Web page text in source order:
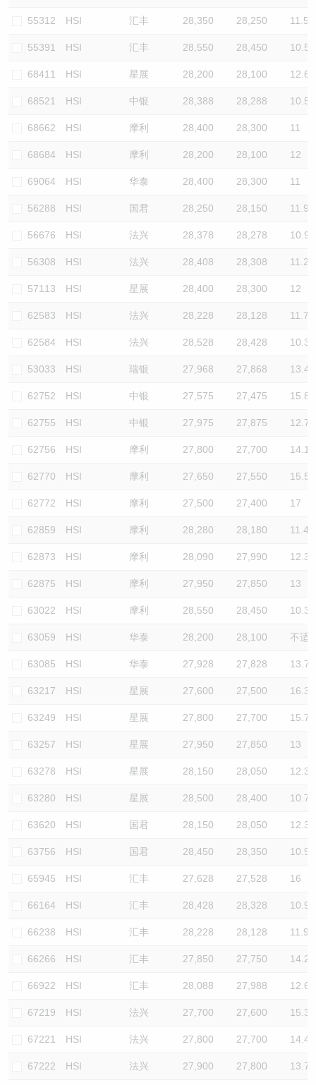
55312 HSI 汇丰 28,350 28,250 11.5
55391 HSI 汇丰 28,550 28,450 10.5
68411 HSI 星展 28,200 28,100 12.6
68521 HSI 中银 28,388 28,288 10.5
68662 HSI 摩利 28,400 28,300 11
68684 HSI 摩利 28,200 28,100 12
69064 HSI 华泰 28,400 28,300 11
56288 HSI 国君 28,250 28,150 11.9
56676 HSI 法兴 28,378 28,278 10.9
56308 HSI 法兴 28,408 28,308 11.2
57113 HSI 星展 28,400 28,300 12
62583 HSI 法兴 28,228 28,128 11.7
62584 HSI 法兴 28,528 28,428 10.3
53033 HSI 瑞银 27,968 27,868 13.4
62752 HSI 中银 27,575 27,475 15.8
62755 HSI 中银 27,975 27,875 12.7
62756 HSI 摩利 27,800 27,700 14.1
62770 HSI 摩利 27,650 27,550 15.5
62772 HSI 摩利 27,500 27,400 17
62859 HSI 摩利 28,280 28,180 11.4
62873 HSI 摩利 28,090 27,990 12.3
62875 HSI 摩利 27,950 27,850 13
63022 HSI 摩利 28,550 28,450 10.3
63059 HSI 华泰 28,200 28,100 不适
63085 HSI 华泰 27,928 27,828 13.7
63217 HSI 星展 27,600 27,500 16.3
63249 HSI 星展 27,800 27,700 15.7
63257 HSI 星展 27,950 27,850 13
63278 HSI 星展 28,150 28,050 12.3
63280 HSI 星展 28,500 28,400 10.7
63620 HSI 国君 28,150 28,050 12.3
63756 HSI 国君 28,450 28,350 10.9
65945 HSI 汇丰 27,628 27,528 16
66164 HSI 汇丰 28,428 28,328 10.9
66238 HSI 汇丰 28,228 28,128 11.9
66266 HSI 汇丰 27,850 27,750 14.2
66922 HSI 汇丰 28,088 27,988 12.6
67219 HSI 法兴 27,700 27,600 15.3
67221 HSI 法兴 27,800 27,700 14.4
67222 HSI 法兴 27,900 27,800 13.7